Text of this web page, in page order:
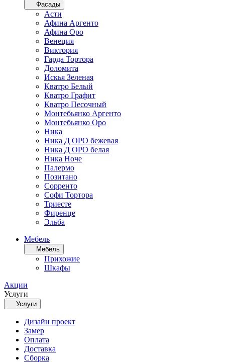
Фасады
Асти
Афина Аргенто
Афина Оро
Венеция
Виктория
Гарда Тортора
Доломита
Искья Зеленая
Кватро Белый
Кватро Графит
Кватро Песочный
Монтебьянко Аргенто
Монтебьянко Оро
Ника
Ника Д ОРО бежевая
Ника Д ОРО белая
Ника Ноче
Палермо
Позитано
Сорренто
Софи Тортора
Триесте
Фиренце
Эльба
Мебель
Мебель
Прихожие
Шкафы
Акции
Услуги
Услуги
Дизайн проект
Замер
Оплата
Доставка
Сборка